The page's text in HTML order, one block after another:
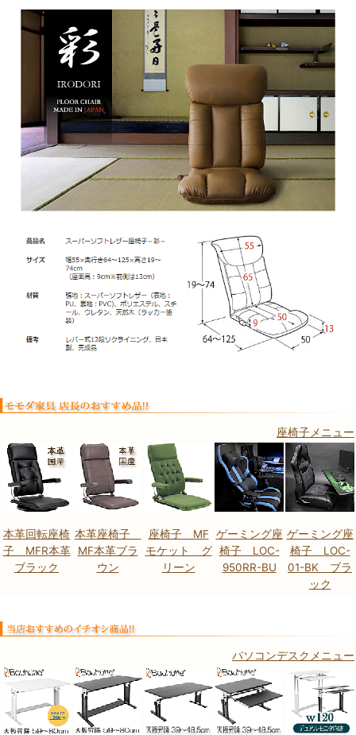
座椅子メニュー
本革回転座椅
子 MFR本革
ブラック
本革座椅子
MF本革ブラ
ウン
座椅子 MF
モケット グ
リーン
ゲーミング座
椅子 LOC-
950RR-BU
ゲーミング座
椅子 LOC-
01-BK ブラ
ック
パソコンデスクメニュー